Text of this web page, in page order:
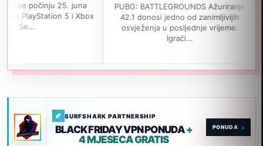
25. juna
5 i Xbox
PUBG: BATTLEGROUNDS Ažuriranje
42.1 donosi jedno od zanimljivijih
osvježenja u posljednje vrijeme.
Navodno je
izađe 19.
jedan
SURFSHARK PARTNERSHIP
BLACK FRIDAY VPN PONUDA+
4 MJESECA GRATIS
›